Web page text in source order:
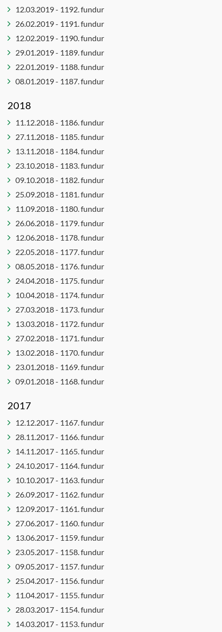
12.03.2019 - 1192. fundur
26.02.2019 - 1191. fundur
12.02.2019 - 1190. fundur
29.01.2019 - 1189. fundur
22.01.2019 - 1188. fundur
08.01.2019 - 1187. fundur
2018
11.12.2018 - 1186. fundur
27.11.2018 - 1185. fundur
13.11.2018 - 1184. fundur
23.10.2018 - 1183. fundur
09.10.2018 - 1182. fundur
25.09.2018 - 1181. fundur
11.09.2018 - 1180. fundur
26.06.2018 - 1179. fundur
12.06.2018 - 1178. fundur
22.05.2018 - 1177. fundur
08.05.2018 - 1176. fundur
24.04.2018 - 1175. fundur
10.04.2018 - 1174. fundur
27.03.2018 - 1173. fundur
13.03.2018 - 1172. fundur
27.02.2018 - 1171. fundur
13.02.2018 - 1170. fundur
23.01.2018 - 1169. fundur
09.01.2018 - 1168. fundur
2017
12.12.2017 - 1167. fundur
28.11.2017 - 1166. fundur
14.11.2017 - 1165. fundur
24.10.2017 - 1164. fundur
10.10.2017 - 1163. fundur
26.09.2017 - 1162. fundur
12.09.2017 - 1161. fundur
27.06.2017 - 1160. fundur
13.06.2017 - 1159. fundur
23.05.2017 - 1158. fundur
09.05.2017 - 1157. fundur
25.04.2017 - 1156. fundur
11.04.2017 - 1155. fundur
28.03.2017 - 1154. fundur
14.03.2017 - 1153. fundur